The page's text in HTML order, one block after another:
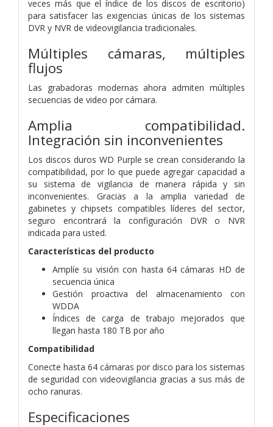
veces más que el índice de los discos de escritorio)
para satisfacer las exigencias únicas de los sistemas
DVR y NVR de videovigilancia tradicionales.
Múltiples cámaras, múltiples
flujos
Las grabadoras modernas ahora admiten múltiples
secuencias de video por cámara.
Amplia compatibilidad.
Integración sin inconvenientes
Los discos duros WD Purple se crean considerando la
compatibilidad, por lo que puede agregar capacidad a
su sistema de vigilancia de manera rápida y sin
inconvenientes. Gracias a la amplia variedad de
gabinetes y chipsets compatibles líderes del sector,
seguro encontrará la configuración DVR o NVR
indicada para usted.
Características del producto
Amplíe su visión con hasta 64 cámaras HD de
secuencia única
Gestión proactiva del almacenamiento con
WDDA
Índices de carga de trabajo mejorados que
llegan hasta 180 TB por año
Compatibilidad
Conecte hasta 64 cámaras por disco para los sistemas
de seguridad con videovigilancia gracias a sus más de
ocho ranuras.
Especificaciones